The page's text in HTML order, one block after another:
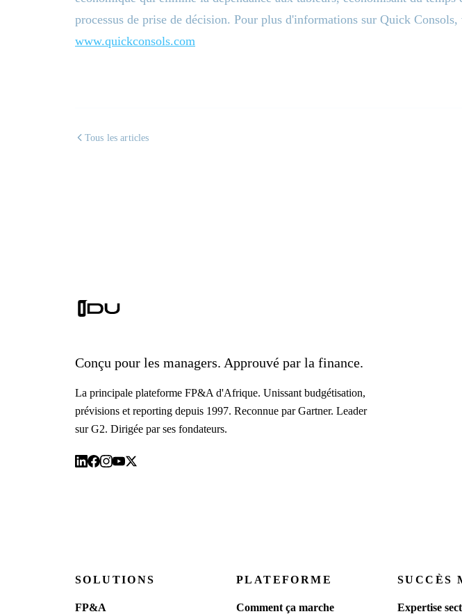
processus de prise de décision. Pour plus d'informations sur Quick
www.quickconsols.com
Tous les articles
Conçu pour les managers. Approuvé par la finance.
La principale plateforme FP&A d'Afrique. Unissant budgétisation,
prévisions et reporting depuis 1997. Reconnue par Gartner. Leader
sur G2. Dirigée par ses fondateurs.
SOLUTIONS
FP&A
PLATEFORME
Comment ça marche
SUCCÈS
Expertise